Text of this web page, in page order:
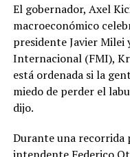
Dario Durigan, que
pueden ser calificadas
política doméstica.
El gobernador, Axel
macroeconómico
presidente Javier
Internacional (FMI),
está ordenada si la
miedo de perder el
dijo.
Durante una recorrida